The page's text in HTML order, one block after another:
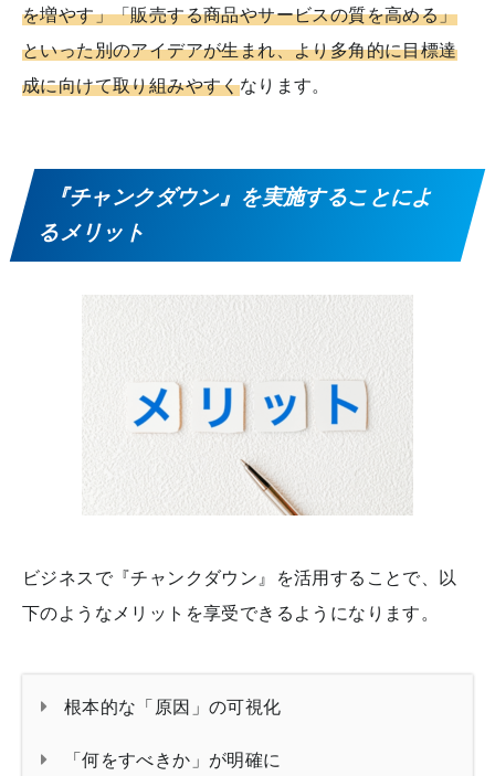
を増やす」「販売する商品やサービスの質を高める」
といった別のアイデアが生まれ、より多角的に目標達
成に向けて取り組みやすくなります。
『チャンクダウン』を実施することによ
るメリット
ビジネスで『チャンクダウン』を活用することで、以
下のようなメリットを享受できるようになります。
根本的な「原因」の可視化
「何をすべきか」が明確に